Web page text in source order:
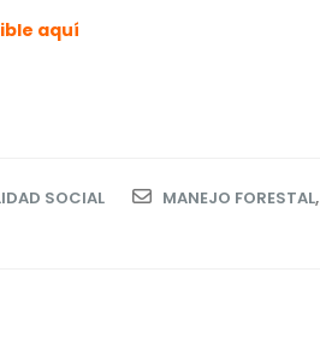
aquí
SOCIAL MANEJO FORESTAL,